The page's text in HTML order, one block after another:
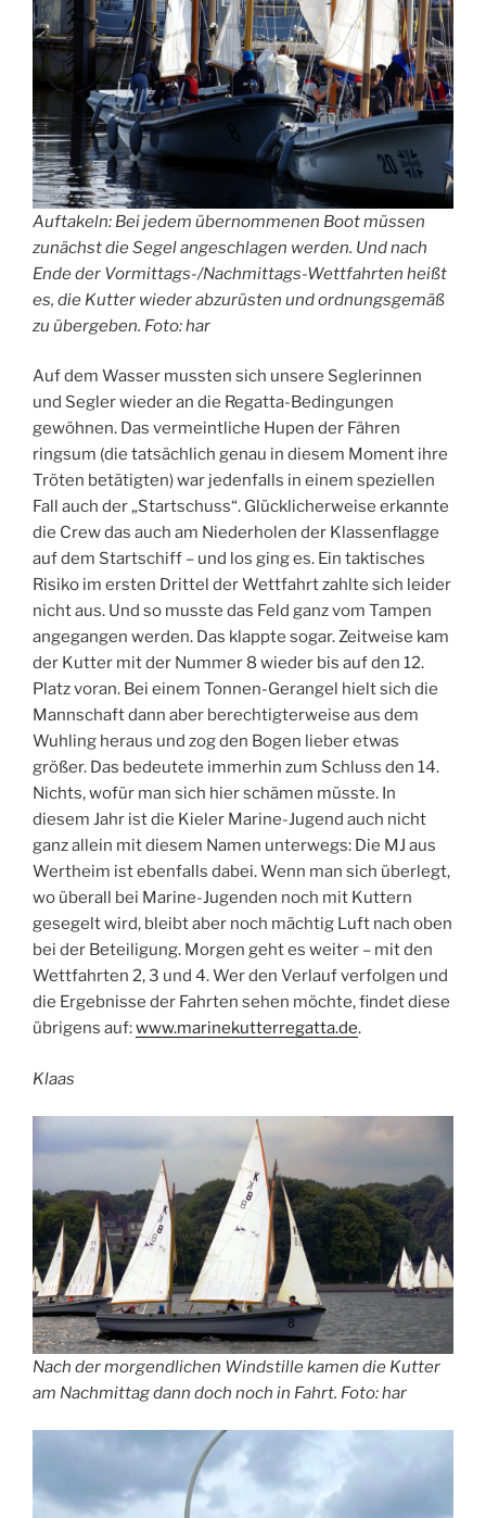
Auftakeln: Bei jedem übernommenen Boot müssen
zunächst die Segel angeschlagen werden. Und nach
Ende der Vormittags-/Nachmittags-Wettfahrten heißt
es, die Kutter wieder abzurüsten und ordnungsgemäß
zu übergeben. Foto: har
Auf dem Wasser mussten sich unsere Seglerinnen
und Segler wieder an die Regatta-Bedingungen
gewöhnen. Das vermeintliche Hupen der Fähren
ringsum (die tatsächlich genau in diesem Moment ihre
Tröten betätigten) war jedenfalls in einem speziellen
Fall auch der „Startschuss“. Glücklicherweise erkannte
die Crew das auch am Niederholen der Klassenflagge
auf dem Startschiff – und los ging es. Ein taktisches
Risiko im ersten Drittel der Wettfahrt zahlte sich leider
nicht aus. Und so musste das Feld ganz vom Tampen
angegangen werden. Das klappte sogar. Zeitweise kam
der Kutter mit der Nummer 8 wieder bis auf den 12.
Platz voran. Bei einem Tonnen-Gerangel hielt sich die
Mannschaft dann aber berechtigterweise aus dem
Wuhling heraus und zog den Bogen lieber etwas
größer. Das bedeutete immerhin zum Schluss den 14.
Nichts, wofür man sich hier schämen müsste. In
diesem Jahr ist die Kieler Marine-Jugend auch nicht
ganz allein mit diesem Namen unterwegs: Die MJ aus
Wertheim ist ebenfalls dabei. Wenn man sich überlegt,
wo überall bei Marine-Jugenden noch mit Kuttern
gesegelt wird, bleibt aber noch mächtig Luft nach oben
bei der Beteiligung. Morgen geht es weiter – mit den
Wettfahrten 2, 3 und 4. Wer den Verlauf verfolgen und
die Ergebnisse der Fahrten sehen möchte, findet diese
übrigens auf:www.marinekutterregatta.de.
Klaas
Nach der morgendlichen Windstille kamen die Kutter
am Nachmittag dann doch noch in Fahrt. Foto: har